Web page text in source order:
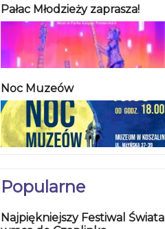
Pałac Młodzieży zaprasza!
Noc Muzeów
Popularne
Najpiękniejszy Festiwal Świata